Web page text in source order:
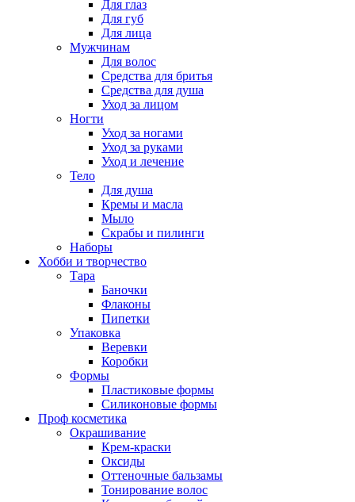
Для глаз
Для губ
Для лица
Мужчинам
Для волос
Средства для бритья
Средства для душа
Уход за лицом
Ногти
Уход за ногами
Уход за руками
Уход и лечение
Тело
Для душа
Кремы и масла
Мыло
Скрабы и пилинги
Наборы
Хобби и творчество
Тара
Баночки
Флаконы
Пипетки
Упаковка
Веревки
Коробки
Формы
Пластиковые формы
Силиконовые формы
Проф косметика
Окрашивание
Крем-краски
Оксиды
Оттеночные бальзамы
Тонирование волос